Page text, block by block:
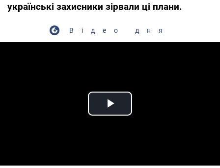
українські захисники зірвали ці плани.
Відео дня
Play Video